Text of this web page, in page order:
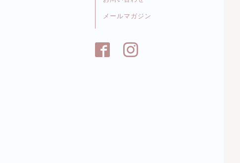
メールマガジン